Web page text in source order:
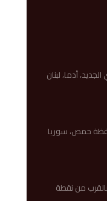
حمص، سوريا
من نقطة